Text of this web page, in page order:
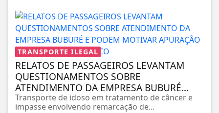
TRANSPORTE ILEGAL
RELATOS DE PASSAGEIROS LEVANTAM
QUESTIONAMENTOS SOBRE
ATENDIMENTO DA EMPRESA BUBURÉ...
Transporte de idoso em tratamento de câncer e
impasse envolvendo remarcação de...